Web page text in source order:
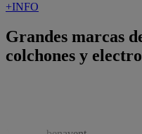
+INFO
Grandes marcas
colchones y